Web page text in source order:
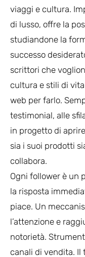
viaggi e cultura.
di lusso, offre la
studiandone la
successo
scrittori che
cultura e stili di
web per farlo.
testimonial, alle
in progetto di
sia i suoi prodotti
collabora.
Ogni follower è un
la risposta
piace. Un
l’attenzione e
notorietà.
canali di vendita. Il